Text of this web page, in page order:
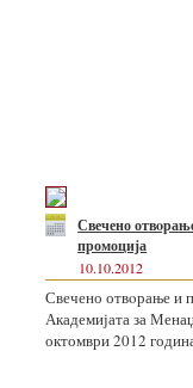
Свечено
промоција
10.10.2012
Свечено отвoрање и
Академијата за
октомври 2012